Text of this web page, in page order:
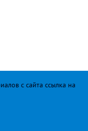
с сайта ссылка на